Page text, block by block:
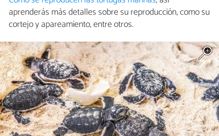
aprenderás más detalles sobre su reproducción, como su
cortejo y apareamiento, entre otros.